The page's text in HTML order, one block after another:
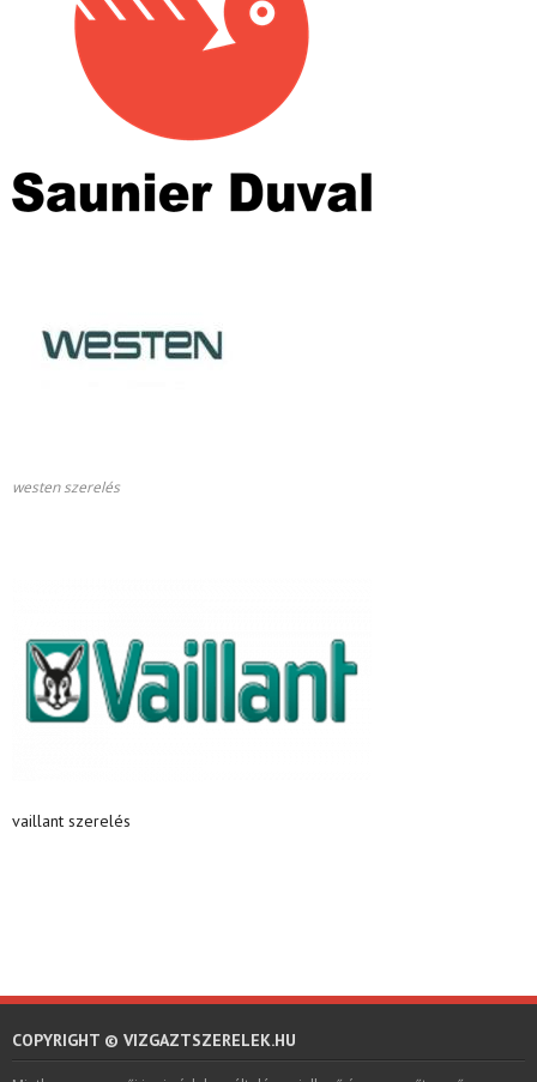
westen szerelés
vaillant szerelés
COPYRIGHT © VIZGAZTSZERELEK.HU